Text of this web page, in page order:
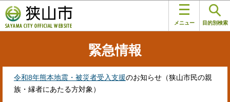
の
ペ
メニュー 目的別検索
緊急情報
令和8年熊本地震・被災者受入支援のお知らせ（狭山市民の親
族・縁者にあたる方対象）